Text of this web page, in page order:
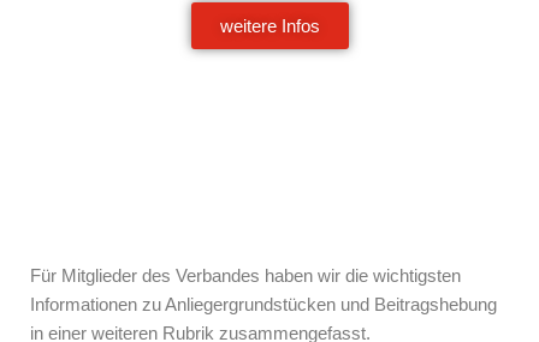
weitere Infos
Für Mitglieder des Verbandes haben wir die wichtigsten
Informationen zu Anliegergrundstücken und Beitragshebung
in einer weiteren Rubrik zusammengefasst.